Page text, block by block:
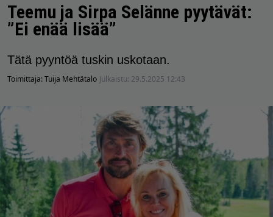
Teemu ja Sirpa Selänne pyytävät:
”Ei enää lisää”
Tätä pyyntöä tuskin uskotaan.
Toimittaja:Tuija Mehtätalo Julkaistu: 29.5.2025 12:43